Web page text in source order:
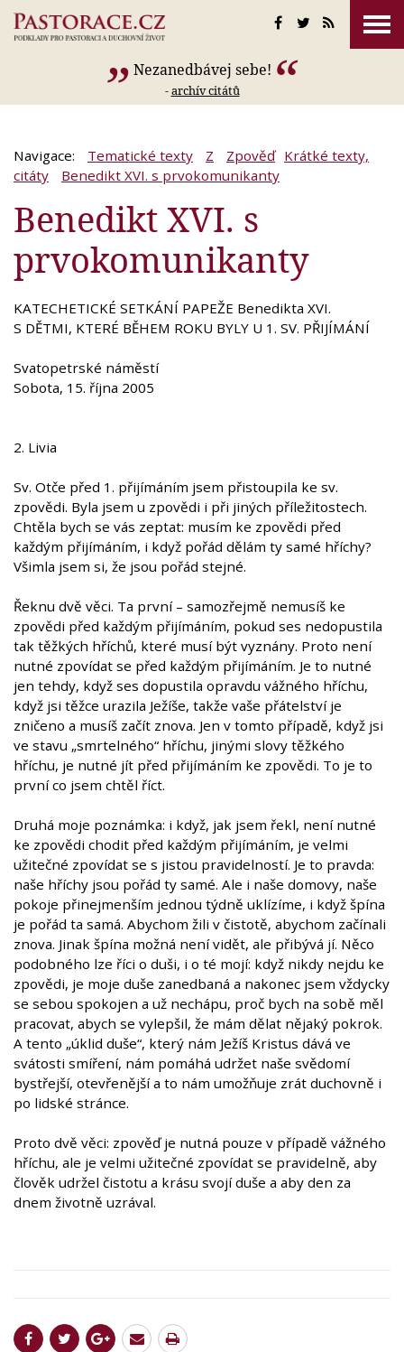
Nezanedbávej sebe!
-archív citátů
Navigace: Tematické texty Z Zpověď Krátké texty,
citáty
Benedikt XVI. s prvokomunikanty
Benedikt XVI. s
prvokomunikanty
KATECHETICKÉ SETKÁNÍ PAPEŽE Benedikta XVI.
S DĚTMI, KTERÉ BĚHEM ROKU BYLY U 1. SV. PŘIJÍMÁNÍ
Svatopetrské náměstí
Sobota, 15. října 2005
2. Livia
Sv. Otče před 1. přijímáním jsem přistoupila ke sv.
zpovědi. Byla jsem u zpovědi i při jiných příležitostech.
Chtěla bych se vás zeptat: musím ke zpovědi před
každým přijímáním, i když pořád dělám ty samé hříchy?
Všimla jsem si, že jsou pořád stejné.
Řeknu dvě věci. Ta první – samozřejmě nemusíš ke
zpovědi před každým přijímáním, pokud ses nedopustila
tak těžkých hříchů, které musí být vyznány. Proto není
nutné zpovídat se před každým přijímáním. Je to nutné
jen tehdy, když ses dopustila opravdu vážného hříchu,
když jsi těžce urazila Ježíše, takže vaše přátelství je
zničeno a musíš začít znova. Jen v tomto případě, když jsi
ve stavu „smrtelného“ hříchu, jinými slovy těžkého
hříchu, je nutné jít před přijímáním ke zpovědi. To je to
první co jsem chtěl říct.
Druhá moje poznámka: i když, jak jsem řekl, není nutné
ke zpovědi chodit před každým přijímáním, je velmi
užitečné zpovídat se s jistou pravidelností. Je to pravda:
naše hříchy jsou pořád ty samé. Ale i naše domovy, naše
pokoje přinejmenším jednou týdně uklízíme, i když špína
je pořád ta samá. Abychom žili v čistotě, abychom začínali
znova. Jinak špína možná není vidět, ale přibývá jí. Něco
podobného lze říci o duši, i o té mojí: když nikdy nejdu ke
zpovědi, je moje duše zanedbaná a nakonec jsem vždycky
se sebou spokojen a už nechápu, proč bych na sobě měl
pracovat, abych se vylepšil, že mám dělat nějaký pokrok.
A tento „úklid duše“, který nám Ježíš Kristus dává ve
svátosti smíření, nám pomáhá udržet naše svědomí
bystřejší, otevřenější a to nám umožňuje zrát duchovně i
po lidské stránce.
Proto dvě věci: zpověď je nutná pouze v případě vážného
hříchu, ale je velmi užitečné zpovídat se pravidelně, aby
člověk udržel čistotu a krásu svojí duše a aby den za
dnem životně uzrával.